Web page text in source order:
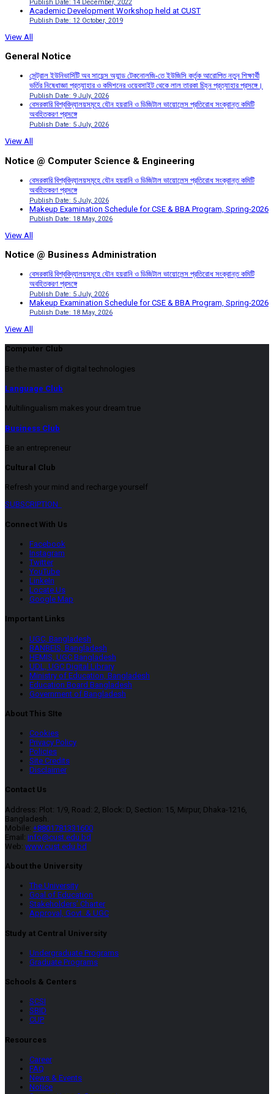
Publish Date: 14 December, 2022
Academic Development Workshop held at CUST
Publish Date: 12 October, 2019
View All
General Notice
সেন্ট্রাল ইউনিভার্সিটি অব সায়েন্স অ্যান্ড টেকনোলজি-তে ইউজিসি কর্তৃক আরোপিত নতুন শিক্ষার্থী
ভর্তির নিষেধাজ্ঞা প্রত্যাহার ও কমিশনের ওয়েবসাইট থেকে লাল তারকা চিহ্ন প্রত্যাহার প্রসঙ্গে।
Publish Date: 9 July, 2026
বেসরকারি বিশ্ববিদ্যালয়সমূহে যৌন হয়রানি ও ডিজিটাল ভায়োলেন্স প্রতিরোধ সংক্রান্ত কমিটি
অবহিতকরণ প্রসঙ্গে
Publish Date: 5 July, 2026
View All
Notice @ Computer Science & Engineering
বেসরকারি বিশ্ববিদ্যালয়সমূহে যৌন হয়রানি ও ডিজিটাল ভায়োলেন্স প্রতিরোধ সংক্রান্ত কমিটি
অবহিতকরণ প্রসঙ্গে
Publish Date: 5 July, 2026
Makeup Examination Schedule for CSE & BBA Program, Spring-2026
Publish Date: 18 May, 2026
View All
Notice @ Business Administration
বেসরকারি বিশ্ববিদ্যালয়সমূহে যৌন হয়রানি ও ডিজিটাল ভায়োলেন্স প্রতিরোধ সংক্রান্ত কমিটি
অবহিতকরণ প্রসঙ্গে
Publish Date: 5 July, 2026
Makeup Examination Schedule for CSE & BBA Program, Spring-2026
Publish Date: 18 May, 2026
View All
Computer Club
Be the master of digital technologies
Language Club
Multilingualism makes your dream true
Business Club
Be an entrepreneur
Cultural Club
Refresh your mind and recharge yourself
SUBSCRIPTION
Connect With Us
Facebook
Instagram
Twitter
YouTube
LinkeIn
Locate Us
Google Map
Important Links
UGC, Bangladesh
BANBEIS, Bangladesh
HEMIS, UGC Bangladesh
UDL, UGC Digital Library
Ministry of Education, Bangladesh
Education Board Bangladesh
Government of Bangladesh
About This SIte
Cookies
Privacy Policy
Policies
Site Credits
Disclaimer
Contact Us
Address: Plot: 1/9, Road: 2, Block: D, Section: 15, Mirpur, Dhaka-1216,
Bangladesh.
Mobile: +8801781331600
Email: info@cust.edu.bd
Web: www.cust.edu.bd
About the University
The University
Goal of Education
Stakeholders’ Charter
Approval, Govt. & UGC
Study at Central University
Undergraduate Programs
Graduate Programs
Schools & Centers
SCSI
SBID
CUP
Resources
Career
FAQ
News & Events
Notice